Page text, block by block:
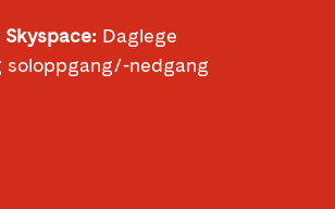
Daglege
soloppgang/-nedgang